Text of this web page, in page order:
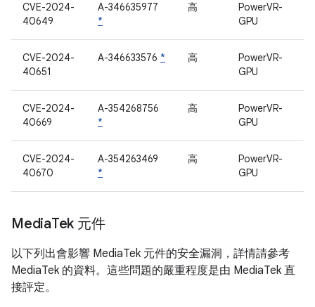
CVE-2024-
40649
A-346635977
*
高
PowerVR-
GPU
CVE-2024-
40651
A-346633576 * 高
PowerVR-
GPU
CVE-2024-
40669
A-354268756
*
高
PowerVR-
GPU
CVE-2024-
40670
A-354263469
*
高
PowerVR-
GPU
MediaTek 元件
以下列出會影響 MediaTek 元件的安全漏洞，詳情請參考
MediaTek 的資料。這些問題的嚴重程度是由 MediaTek 直
接評定。